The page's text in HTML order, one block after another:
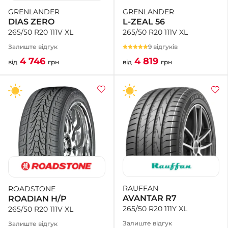
GRENLANDER
DIAS ZERO
265/50 R20 111V XL
Залиште відгук
від 4 746 грн
GRENLANDER
L-ZEAL 56
265/50 R20 111V XL
9 відгуків
від 4 819 грн
ROADSTONE
ROADIAN H/P
265/50 R20 111V XL
Залиште відгук
RAUFFAN
AVANTAR R7
265/50 R20 111Y XL
Залиште відгук